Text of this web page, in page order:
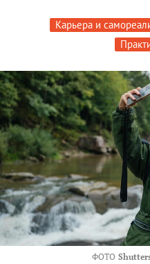
Карьера и
ФОТО